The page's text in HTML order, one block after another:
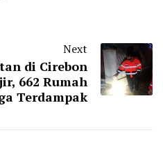
Next
di Cirebon
662 Rumah
Terdampak